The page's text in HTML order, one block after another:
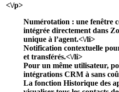
<\/p>
Numérotation : une fenêtre
intégrée directement dans
unique à l’agent.<\/li>
Notification contextuelle
et transférés.<\/li>
Pour un même utilisateur,
intégrations CRM à sans
La fonction Historique des